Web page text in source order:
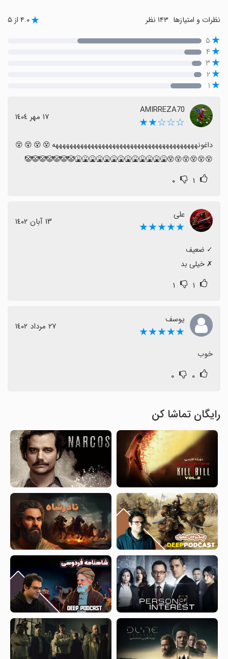
نظرات و امتیازها ۴.۰ از ۵
۵
۴
۳
۲
۱
AMIRREZA70
☆☆☆★★ ١٧ مهر ١٤٠٤
داغونههههههههههههههههههههههههههههههههههههههههه😵😵😵😵
😵😵😵😵😵😵🤮🤮🤮🤮🤮🤮🤮🤮🤮🤮🤮🤮🤮🤡🤡🤡🤡🤡🤡🤡
۱ ۰
علی
★★★★★ ١٣ آبان ١٤٠٢
‏✗ خیلی بد
۱ ۱
یوسف
★★★★★ ٢٧ مرداد ١٤٠٢
خوب
۰ ۰
رایگان تماشا کن